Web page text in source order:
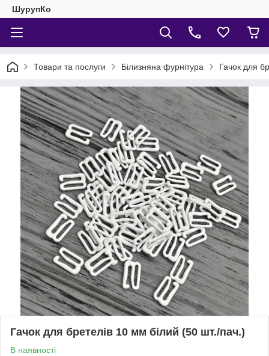
ШурупКо
Товари та послуги Білизняна фурнітура Гачок для
Гачок для бретелів 10 мм білий (50 шт./пач.)
В наявності